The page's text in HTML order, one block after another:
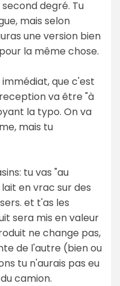
degré. Tu
mais selon
une version bien
la même chose.
immédiat, que c'est
va être "à
la typo. On va
mais tu
tu vas "au
en vrac sur des
et t'as les
sera mis en valeur
ne change pas,
de l'autre (bien ou
tu n'aurais pas eu
camion.